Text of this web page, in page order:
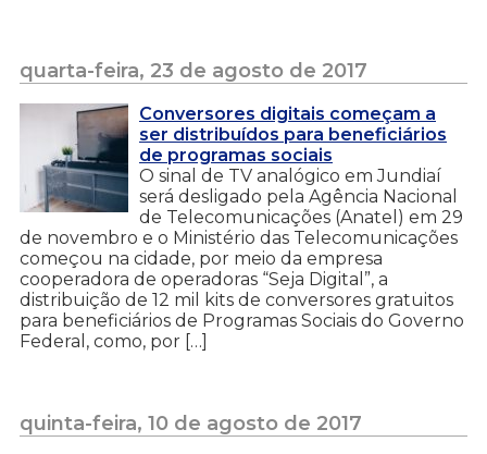
quarta-feira, 23 de agosto de 2017
Conversores digitais começam a
ser distribuídos para beneficiários
de programas sociais
O sinal de TV analógico em Jundiaí
será desligado pela Agência Nacional
de Telecomunicações (Anatel) em 29
de novembro e o Ministério das Telecomunicações
começou na cidade, por meio da empresa
cooperadora de operadoras “Seja Digital”, a
distribuição de 12 mil kits de conversores gratuitos
para beneficiários de Programas Sociais do Governo
Federal, como, por […]
quinta-feira, 10 de agosto de 2017